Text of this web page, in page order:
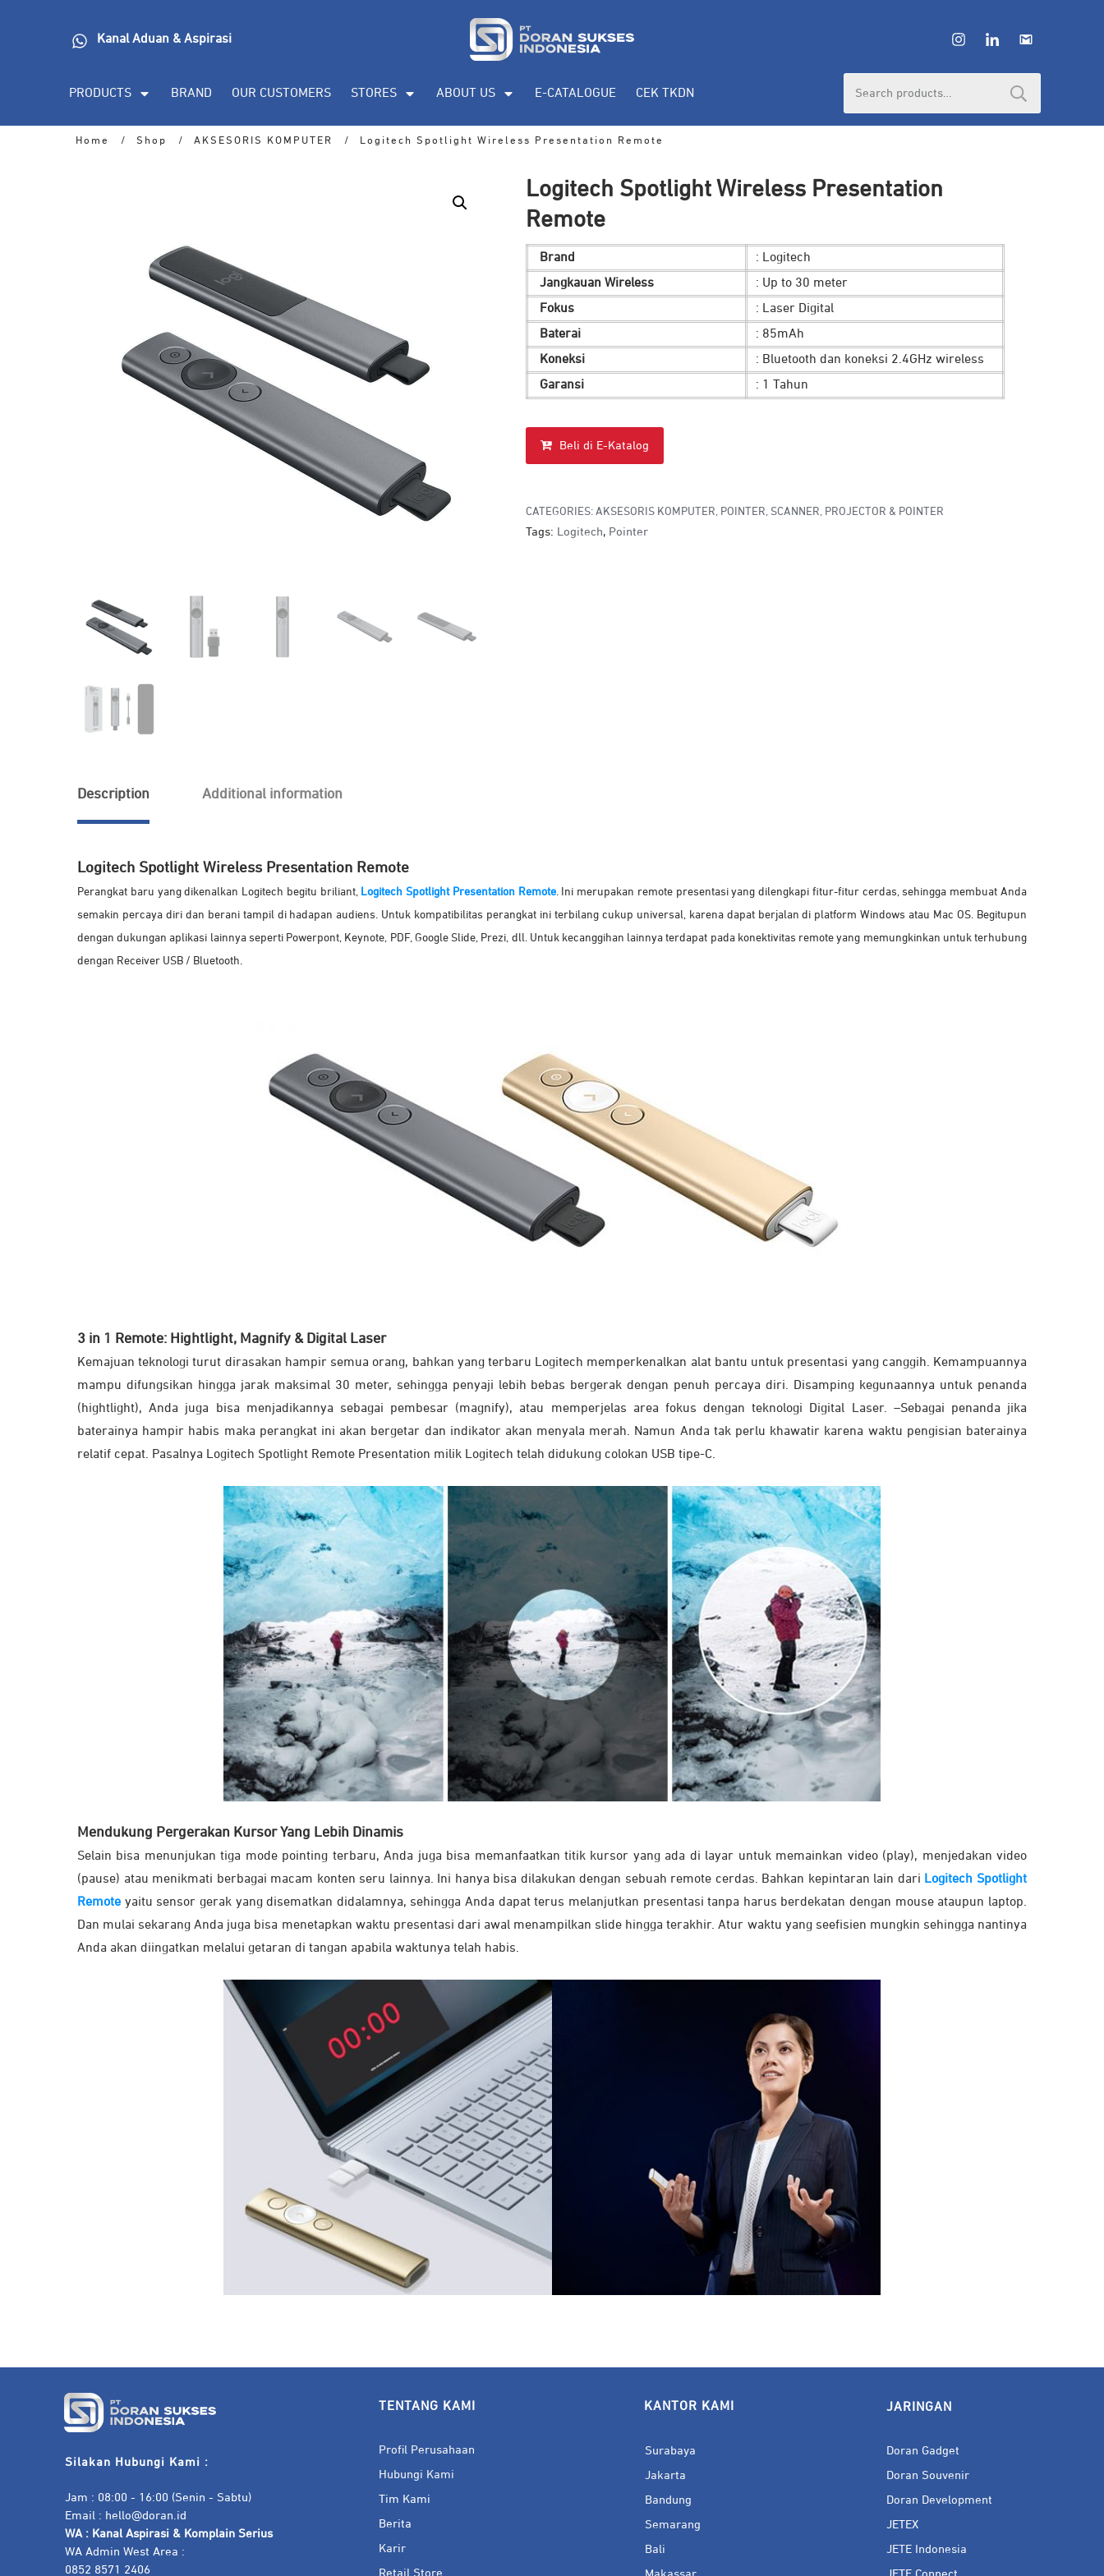
Kanal Aduan & Aspirasi
PRODUCTS BRAND OUR CUSTOMERS STORES ABOUT US E-CATALOGUE CEK TKDN
Home / Shop / AKSESORIS KOMPUTER / Logitech Spotlight Wireless Presentation Remote
Logitech Spotlight Wireless Presentation
Remote
Brand
: Logitech
Jangkauan Wireless
: Up to 30 meter
Fokus
: Laser Digital
Baterai
: 85mAh
Koneksi
: Bluetooth dan koneksi 2.4GHz wireless
Garansi
: 1 Tahun
Beli di E-Katalog
CATEGORIES:AKSESORIS KOMPUTER, POINTER, SCANNER, PROJECTOR & POINTER
Tags: Logitech, Pointer
Description Additional information
Logitech Spotlight Wireless Presentation Remote
Perangkat baru yang dikenalkan Logitech begitu briliant, Logitech Spotlight Presentation Remote. Ini merupakan remote presentasi yang dilengkapi fitur-fitur cerdas, sehingga membuat Anda
semakin percaya diri dan berani tampil di hadapan audiens. Untuk kompatibilitas perangkat ini terbilang cukup universal, karena dapat berjalan di platform Windows atau Mac OS. Begitupun
dengan dukungan aplikasi lainnya seperti Powerpont, Keynote, PDF, Google Slide, Prezi, dll. Untuk kecanggihan lainnya terdapat pada konektivitas remote yang memungkinkan untuk terhubung
dengan Receiver USB / Bluetooth.
3 in 1 Remote: Hightlight, Magnify & Digital Laser
Kemajuan teknologi turut dirasakan hampir semua orang, bahkan yang terbaru Logitech memperkenalkan alat bantu untuk presentasi yang canggih. Kemampuannya
mampu difungsikan hingga jarak maksimal 30 meter, sehingga penyaji lebih bebas bergerak dengan penuh percaya diri. Disamping kegunaannya untuk penanda
(hightlight), Anda juga bisa menjadikannya sebagai pembesar (magnify), atau memperjelas area fokus dengan teknologi Digital Laser. –Sebagai penanda jika
baterainya hampir habis maka perangkat ini akan bergetar dan indikator akan menyala merah. Namun Anda tak perlu khawatir karena waktu pengisian baterainya
relatif cepat. Pasalnya Logitech Spotlight Remote Presentation milik Logitech telah didukung colokan USB tipe-C.
Mendukung Pergerakan Kursor Yang Lebih Dinamis
Selain bisa menunjukan tiga mode pointing terbaru, Anda juga bisa memanfaatkan titik kursor yang ada di layar untuk memainkan video (play), menjedakan video
(pause) atau menikmati berbagai macam konten seru lainnya. Ini hanya bisa dilakukan dengan sebuah remote cerdas. Bahkan kepintaran lain dari Logitech Spotlight
Remote yaitu sensor gerak yang disematkan didalamnya, sehingga Anda dapat terus melanjutkan presentasi tanpa harus berdekatan dengan mouse ataupun laptop.
Dan mulai sekarang Anda juga bisa menetapkan waktu presentasi dari awal menampilkan slide hingga terakhir. Atur waktu yang seefisien mungkin sehingga nantinya
Anda akan diingatkan melalui getaran di tangan apabila waktunya telah habis.
Silakan Hubungi Kami :
Jam : 08:00 - 16:00 (Senin - Sabtu)
Email : hello@doran.id
WA : Kanal Aspirasi & Komplain Serius
WA Admin West Area :
0852 8571 2406
TENTANG KAMI
Profil Perusahaan
Hubungi Kami
Tim Kami
Berita
Karir
Retail Store
KANTOR KAMI
Surabaya
Jakarta
Bandung
Semarang
Bali
JARINGAN
Doran Gadget
Doran Souvenir
Doran Development
JETEX
JETE Indonesia